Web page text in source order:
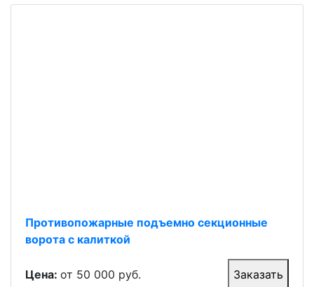
Противопожарные подъемно секционные
ворота с калиткой
Цена: от 50 000 руб. Заказать